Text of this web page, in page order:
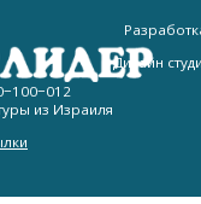
из Израиля
Дизайн